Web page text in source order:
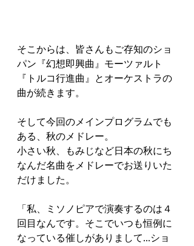
そこからは、皆さんもご存知のショ
パン『幻想即興曲』モーツァルト
『トルコ行進曲』とオーケストラの
曲が続きます。
そして今回のメインプログラムでも
ある、秋のメドレー。
小さい秋、もみじなど日本の秋にち
なんだ名曲をメドレーでお送りいた
だけました。
「私、ミソノピアで演奏するのは４
回目なんです。そこでいつも恒例に
なっている催しがありまして...ショ